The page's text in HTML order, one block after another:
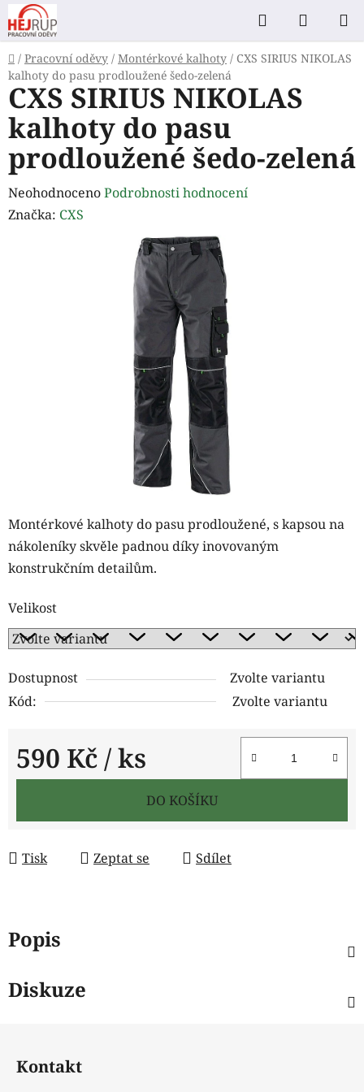
Přejít
na
obsah
Hledat
KOŠÍK
Domů
/ Pracovní oděvy / Montérkové kalhoty / CXS SIRIUS NIKOLAS
kalhoty do pasu prodloužené šedo-zelená
Montérkové kalhoty do pasu prodloužené, s kapsou na
nákoleníky skvěle padnou díky inovovaným
konstrukčním detailům.
Velikost
Dostupnost
Zvolte variantu
Kód:
Zvolte variantu
590 Kč / ks
Měrná cena:
DO KOŠÍKU
Tisk Zeptat se Sdílet
CXS SIRIUS NIKOLAS
kalhoty do pasu
prodloužené šedo-zelená
Průměrné
hodnocení
NeohodnocenoPodrobnosti hodnocení
Značka: CXS
Popis
Diskuze
Kontakt